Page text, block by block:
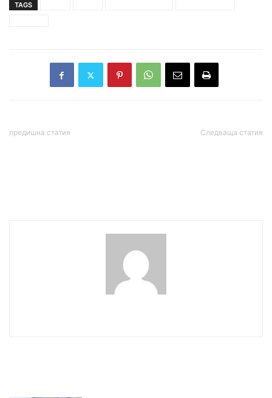
TAGS
предишна статия Следваща статия